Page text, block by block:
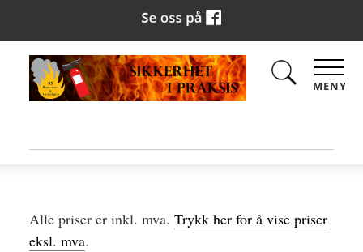
MENY
Alle priser er inkl. mva. Trykk her for å vise priser
eksl. mva.